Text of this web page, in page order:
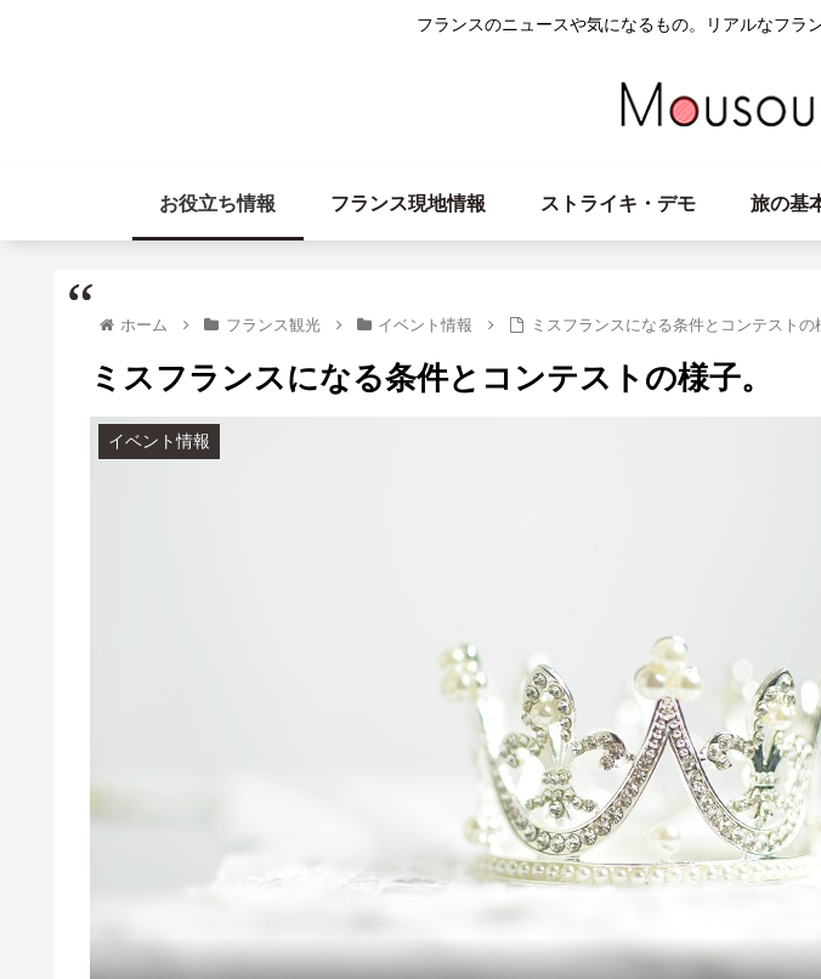
フランスのニュースや気になるもの。リアルなフラ
お役立ち情報 フランス現地情報 ストライキ・デモ 旅の基
ホーム フランス観光 イベント情報 ミスフランスになる条件とコンテストの
ミスフランスになる条件とコンテストの様子。
イベント情報